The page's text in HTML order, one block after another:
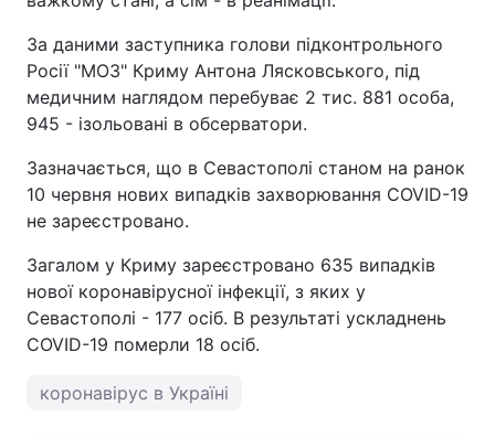
За даними заступника голови підконтрольного
Росії "МОЗ" Криму Антона Лясковського, під
медичним наглядом перебуває 2 тис. 881 особа,
945 - ізольовані в обсерватори.
Зазначається, що в Севастополі станом на ранок
10 червня нових випадків захворювання COVID-19
не зареєстровано.
Загалом у Криму зареєстровано 635 випадків
нової коронавірусної інфекції, з яких у
Севастополі - 177 осіб. В результаті ускладнень
COVID-19 померли 18 осіб.
коронавірус в Україні